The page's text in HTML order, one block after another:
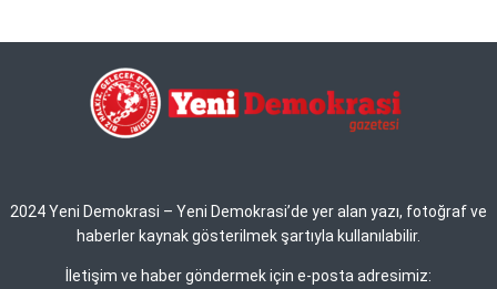
2024 Yeni Demokrasi – Yeni Demokrasi’de yer alan yazı, fotoğraf ve
haberler kaynak gösterilmek şartıyla kullanılabilir.
İletişim ve haber göndermek için e-posta adresimiz: